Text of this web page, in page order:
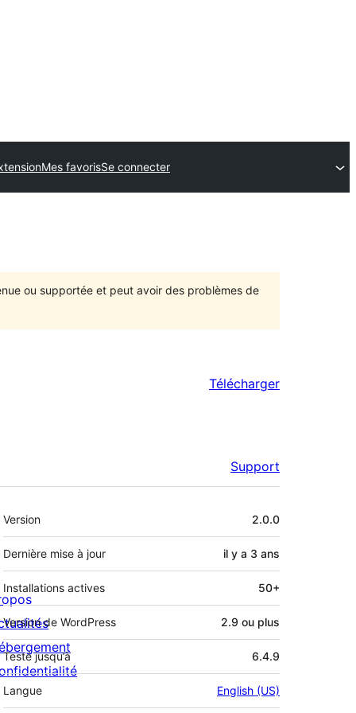
Mes favorisSe connecter
ou supportée et peut avoir des problèmes de
Télécharger
Support
Méta
Version 2.0.0
Dernière mise à jour il y a 3 ans
Installations actives 50+
Version de WordPress 2.9 ou plus
Testé jusqu’à 6.4.9
Langue English (US)